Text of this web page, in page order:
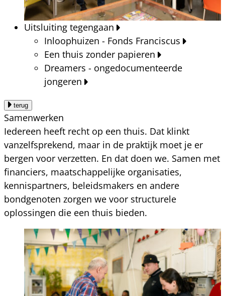
Uitsluiting tegengaan
Inloophuizen - Fonds Franciscus
Een thuis zonder papieren
Dreamers - ongedocumenteerde
jongeren
terug
Samenwerken
Iedereen heeft recht op een thuis. Dat klinkt
vanzelfsprekend, maar in de praktijk moet je er
bergen voor verzetten. En dat doen we. Samen met
financiers, maatschappelijke organisaties,
kennispartners, beleidsmakers en andere
bondgenoten zorgen we voor structurele
oplossingen die een thuis bieden.